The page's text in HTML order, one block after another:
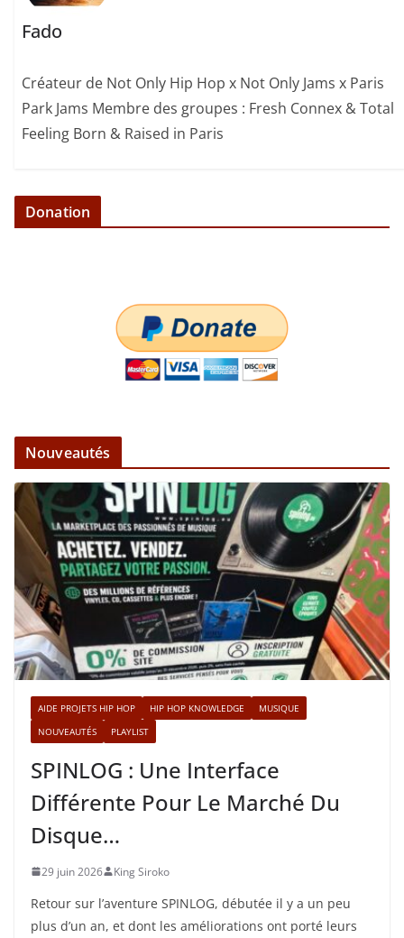
Fado
Créateur de Not Only Hip Hop x Not Only Jams x Paris
Park Jams Membre des groupes : Fresh Connex & Total
Feeling Born & Raised in Paris
Donation
Nouveautés
AIDE PROJETS HIP HOP HIP HOP KNOWLEDGE
MUSIQUE
NOUVEAUTÉS
PLAYLIST
SPINLOG : Une Interface
Différente Pour Le Marché Du
Disque…
29 juin 2026 King Siroko
Retour sur l’aventure SPINLOG, débutée il y a un peu
plus d’un an, et dont les améliorations ont porté leurs